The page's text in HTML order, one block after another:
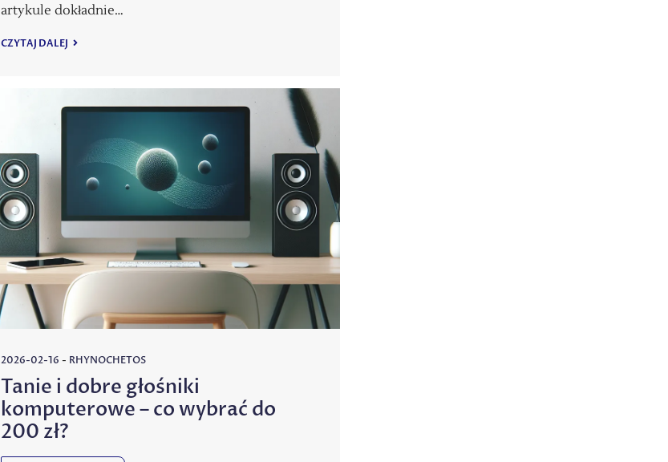
artykule dokładnie…
CZYTAJ DALEJ
2026-02-16 - RHYNOCHETOS
Tanie i dobre głośniki
komputerowe – co wybrać do
200 zł?